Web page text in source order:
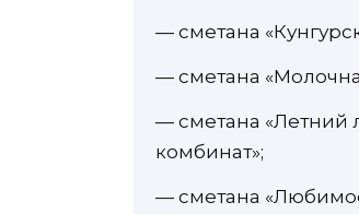
— сметана
— сметана
— сметана «Летний
комбинат»;
— сметана